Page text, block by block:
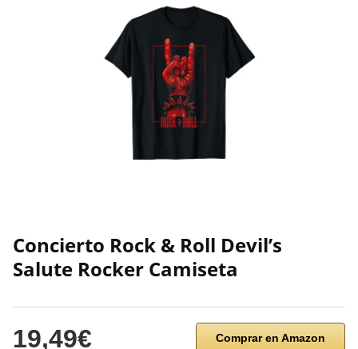
Concierto Rock & Roll Devil’s
Salute Rocker Camiseta
19,49€ Comprar en Amazon